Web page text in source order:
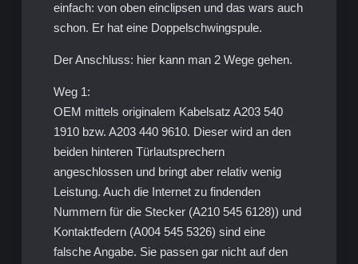
einfach: von oben einclipsen und das wars auch
schon. Er hat eine Doppelschwingspule.
Der Anschluss: hier kann man 2 Wege gehen.
Weg 1:
OEM mittels originalem Kabelsatz A203 540
1910 bzw. A203 440 9610. Dieser wird an den
beiden hinteren Türlautsprechern
angeschlossen und bringt aber relativ wenig
Leistung. Auch die Internet zu findenden
Nummern für die Stecker (A210 545 6128)) und
Kontaktfedern (A004 545 5326) sind eine
falsche Angabe. Sie passen gar nicht auf den